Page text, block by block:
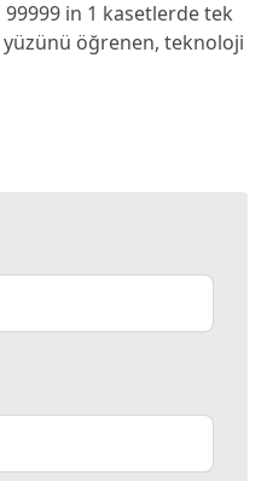
in 1 kasetlerde tek
yüzünü öğrenen, teknoloji